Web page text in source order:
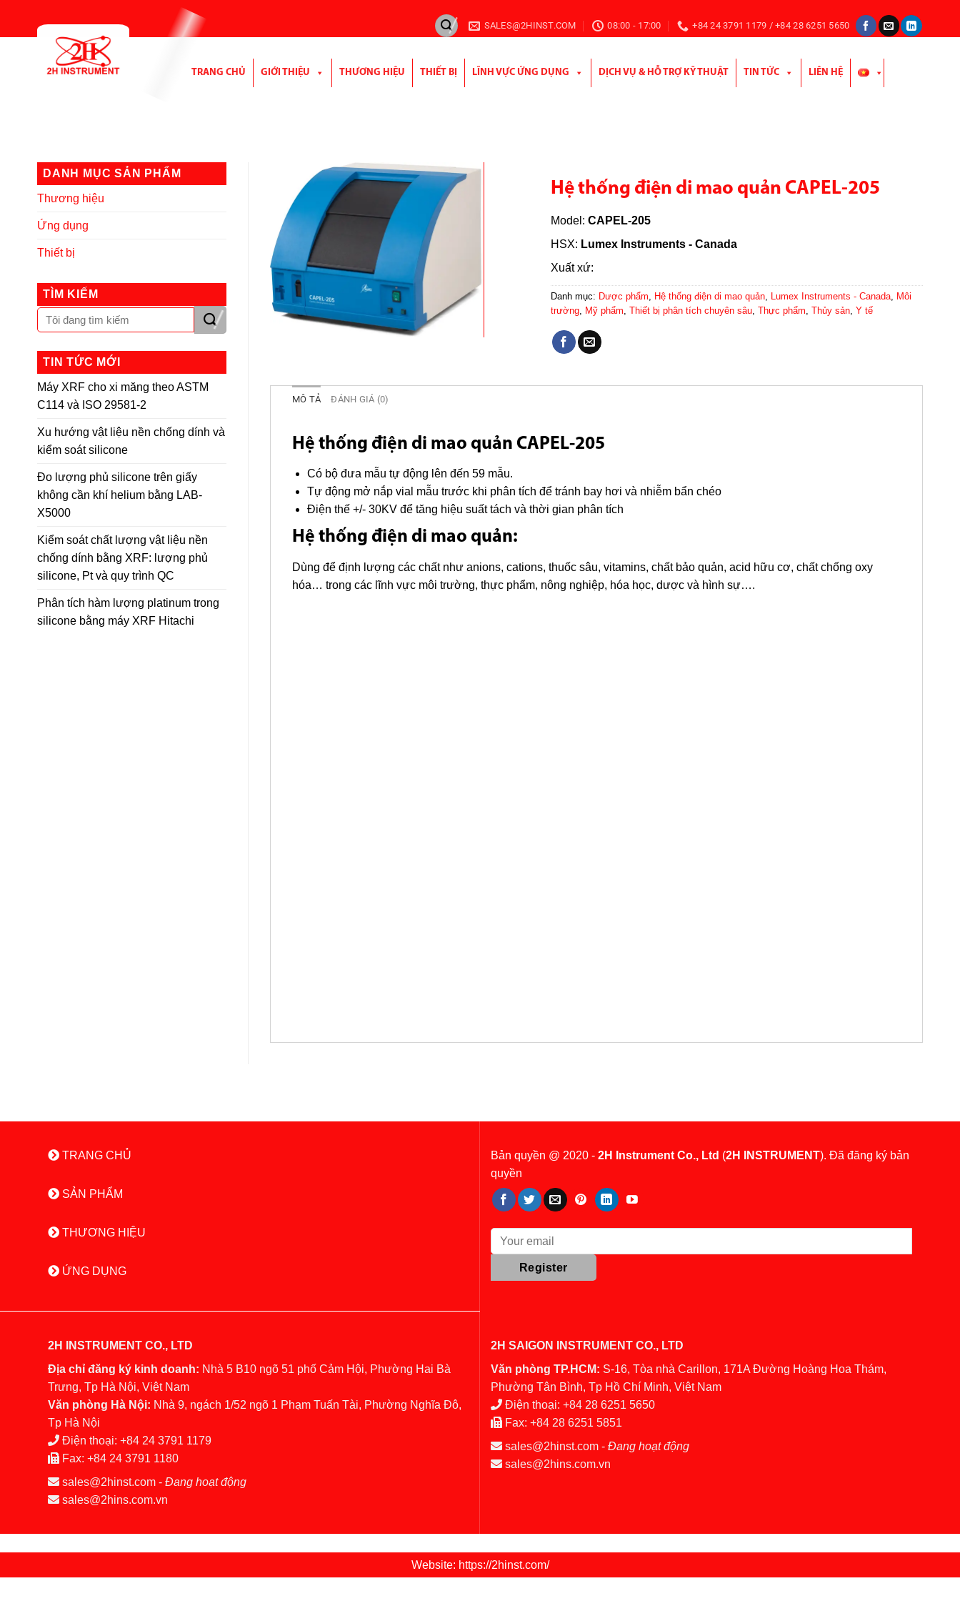
SALES@2HINST.COM 08:00 - 17:00 +84 24 3791 1179 / +84 28 6251 5650
TRANG CHỦ GIỚI THIỆU THƯƠNG HIỆU THIẾT BỊ LĨNH VỰC ỨNG DỤNG DỊCH VỤ & HỖ TRỢ KỸ THUẬT TIN TỨC LIÊN HỆ
DANH MỤC SẢN PHẨM
Thương hiệu
Ứng dụng
Thiết bị
TÌM KIẾM
TIN TỨC MỚI
Máy XRF cho xi măng theo ASTM
C114 và ISO 29581-2
Xu hướng vật liệu nền chống dính và
kiểm soát silicone
Đo lượng phủ silicone trên giấy
không cần khí helium bằng LAB-
X5000
Kiểm soát chất lượng vật liệu nền
chống dính bằng XRF: lượng phủ
silicone, Pt và quy trình QC
Phân tích hàm lượng platinum trong
silicone bằng máy XRF Hitachi
Hệ thống điện di mao quản CAPEL-205
Model:CAPEL-205
HSX: Lumex Instruments - Canada
Xuất xứ:
Danh mục: Dược phẩm Hệ thống điện di mao quản Lumex Instruments - Canada Môi
trường Mỹ phẩm ,Thiết bị phân tích chuyên sâu ,Thực phẩm ,Thủy sản ,Y tế
MÔ TẢ ĐÁNH GIÁ (0)
Hệ thống điện di mao quản CAPEL-205
Có bộ đưa mẫu tự động lên đến 59 mẫu.
Tự động mở nắp vial mẫu trước khi phân tích để tránh bay hơi và nhiễm bẩn chéo
Điện thế +/- 30KV để tăng hiệu suất tách và thời gian phân tích
Hệ thống điện di mao quản:
Dùng để định lượng các chất như anions, cations, thuốc sâu, vitamins, chất bảo quản, acid hữu cơ, chất chống oxy
hóa… trong các lĩnh vực môi trường, thực phẩm, nông nghiệp, hóa học, dược và hình sự….
TRANG CHỦ
SẢN PHẨM
THƯƠNG HIỆU
ỨNG DỤNG
Bản quyền @ 2020 - 2H Instrument Co., Ltd (2H INSTRUMENT). Đã đăng ký bản
quyền
2H INSTRUMENT CO., LTD
Địa chỉ đăng ký kinh doanh: Nhà 5 B10 ngõ 51 phố Cảm Hội, Phường Hai Bà
Trưng, Tp Hà Nội, Việt Nam
Văn phòng Hà Nội: Nhà 9, ngách 1/52 ngõ 1 Phạm Tuấn Tài, Phường Nghĩa Đô,
Tp Hà Nội
Điện thoại: +84 24 3791 1179
Fax: +84 24 3791 1180
sales@2hinst.com - Đang hoạt động
sales@2hins.com.vn
2H SAIGON INSTRUMENT CO., LTD
Văn phòng TP.HCM: S-16, Tòa nhà Carillon, 171A Đường Hoàng Hoa Thám,
Phường Tân Bình, Tp Hồ Chí Minh, Việt Nam
Điện thoại: +84 28 6251 5650
Fax: +84 28 6251 5851
sales@2hinst.com - Đang hoạt động
sales@2hins.com.vn
Website: https://2hinst.com/